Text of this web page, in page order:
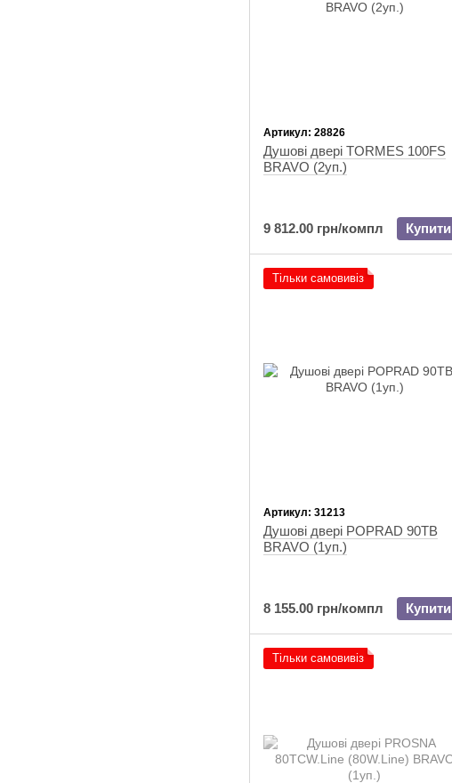
Артикул: 28826
Душові двері TORMES 100FS
BRAVO (2уп.)
9 812.00 грн/компл Купити
Тільки самовивіз
Артикул: 31213
Душові двері POPRAD 90TB
BRAVO (1уп.)
8 155.00 грн/компл Купити
Тільки самовивіз